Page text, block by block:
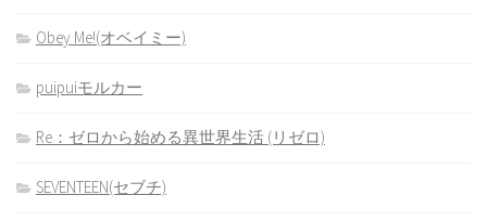
Obey Me!(オベイミー)
puipuiモルカー
Re：ゼロから始める異世界生活 (リゼロ)
SEVENTEEN(セブチ)